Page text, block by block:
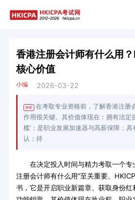
香港注册会计师有什么用
核心价值
小编 2026-03-22
摘要
在考取专业资格前，了解香港注册
作用很关键。其价值体现在：拥有法定
槛’；是职业发展加速器与高薪保障；
认；持
在决定投入时间与精力考取一个专
注册会计师有什么用”至关重要。
书，它是开启职业新篇章、获取身份